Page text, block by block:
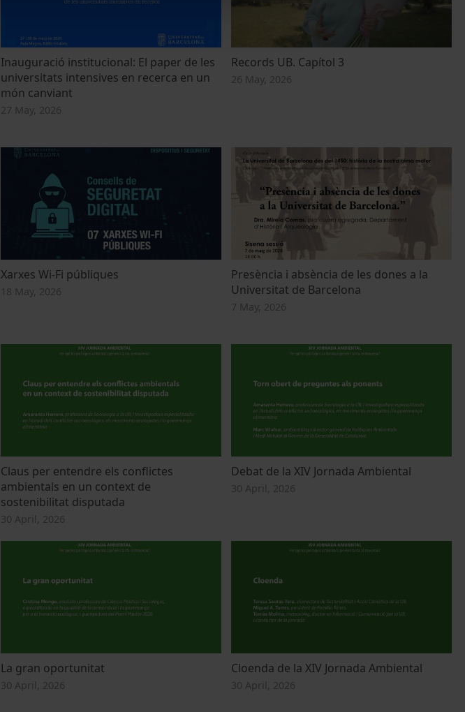
Inauguració institucional: El paper de les
universitats intensives en recerca en un
món canviant
27 May, 2026
Records UB. Capítol 3
26 May, 2026
Xarxes Wi-Fi públiques
18 May, 2026
Presència i absència de les dones a la
Universitat de Barcelona
7 May, 2026
Claus per entendre els conflictes
ambientals en un context de
sostenibilitat disputada
30 April, 2026
Debat de la XIV Jornada Ambiental
30 April, 2026
La gran oportunitat
30 April, 2026
Cloenda de la XIV Jornada Ambiental
30 April, 2026